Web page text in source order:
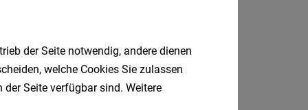
der Seite notwendig, andere dienen
welche Cookies Sie zulassen
Seite verfügbar sind. Weitere